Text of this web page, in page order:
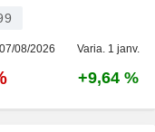
08/2026 Varia. 1 janv.
+9,64 %